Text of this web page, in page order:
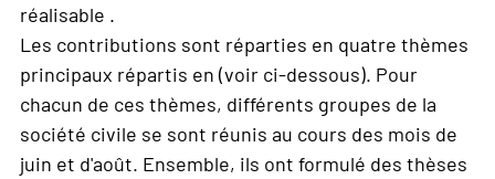
réalisable .
Les contributions sont réparties en quatre thèmes
principaux répartis en (voir ci-dessous). Pour
chacun de ces thèmes, différents groupes de la
société civile se sont réunis au cours des mois de
juin et d'août. Ensemble, ils ont formulé des thèses